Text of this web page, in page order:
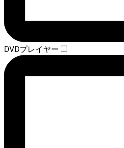
DVDプレイヤー